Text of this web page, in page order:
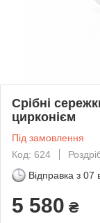
Срібні
цирконієм
Під замовлення
Код: 624
Відправка з 07
5 580 ₴